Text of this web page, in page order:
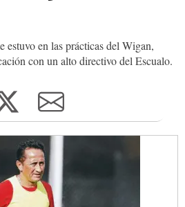
estuvo en las prácticas del Wigan,
con un alto directivo del Escualo.